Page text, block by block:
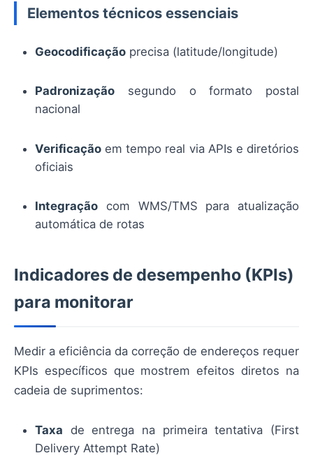
Elementos técnicos essenciais
Geocodificação precisa (latitude/longitude)
Padronização segundo o formato postal
nacional
Verificação em tempo real via APIs e diretórios
oficiais
Integração com WMS/TMS para atualização
automática de rotas
Indicadores de desempenho (KPIs)
para monitorar
Medir a eficiência da correção de endereços requer
KPIs específicos que mostrem efeitos diretos na
cadeia de suprimentos:
Taxa de entrega na primeira tentativa (First
Delivery Attempt Rate)